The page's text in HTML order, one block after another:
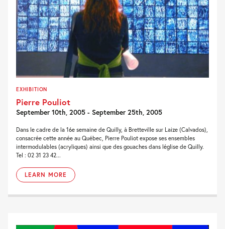
EXHIBITION
Pierre Pouliot
September 10th, 2005 - September 25th, 2005
Dans le cadre de la 16e semaine de Quilly, à Bretteville sur Laize (Calvados),
consacrée cette année au Québec, Pierre Pouliot expose ses ensembles
intermodulables (acryliques) ainsi que des gouaches dans léglise de Quilly.
Tel : 02 31 23 42...
LEARN MORE